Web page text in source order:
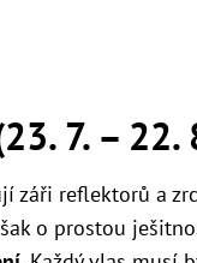
7. – 22.
záři reflektorů a
o prostou